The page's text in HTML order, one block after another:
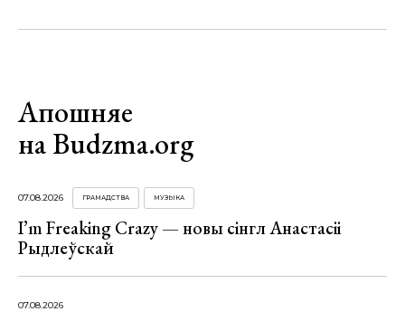
Апошняе
на Budzma.org
07.08.2026 ГРАМАДСТВА МУЗЫКА
I’m Freaking Crazy — новы сінгл Анастасіі
Рыдлеўскай
07.08.2026